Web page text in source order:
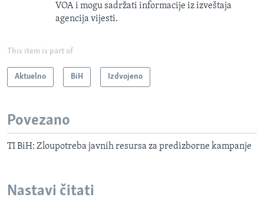
VOA i mogu sadržati informacije iz izveštaja
agencija vijesti.
This item is part of
Aktuelno BiH Izdvojeno
Povezano
TI BiH: Zloupotreba javnih resursa za predizborne kampanje
Nastavi čitati